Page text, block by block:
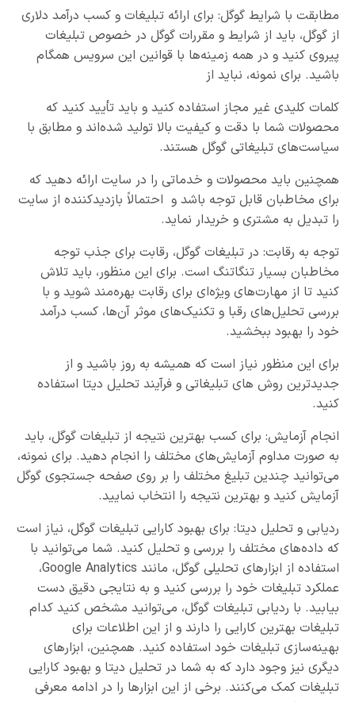
مطابقت با شرایط گوگل: برای ارائه تبلیغات و کسب درآمد دلاری
از گوگل، باید از شرایط و مقررات گوگل در خصوص تبلیغات
پیروی کنید و در همه زمینه‌ها با قوانین این سرویس همگام
باشید. برای نمونه، نباید از
کلمات کلیدی غیر مجاز استفاده کنید و باید تأیید کنید که
محصولات شما با دقت و کیفیت بالا تولید شده‌اند و مطابق با
سیاست‌های تبلیغاتی گوگل هستند.
همچنین باید محصولات و خدماتی را در سایت ارائه دهید که
برای مخاطبان قابل توجه باشد و احتمالاً بازدیدکننده از سایت
را تبدیل به مشتری و خریدار نماید.
توجه به رقابت: در تبلیغات گوگل، رقابت برای جذب توجه
مخاطبان بسیار تنگاتنگ است. برای این منظور، باید تلاش
کنید تا از مهارت‌های ویژه‌ای برای رقابت بهره‌مند شوید و با
بررسی تحلیل‌های رقبا و تکنیک‌های موثر آن‌ها، کسب درآمد
خود را بهبود ببخشید.
برای این منظور نیاز است که همیشه به روز باشید و از
جدیدترین روش های تبلیغاتی و فرآیند تحلیل دیتا استفاده
کنید.
انجام آزمایش: برای کسب بهترین نتیجه از تبلیغات گوگل، باید
به صورت مداوم آزمایش‌های مختلف را انجام دهید. برای نمونه،
می‌توانید چندین تبلیغ مختلف را بر روی صفحه جستجوی گوگل
آزمایش کنید و بهترین نتیجه را انتخاب نمایید.
ردیابی و تحلیل دیتا: برای بهبود کارایی تبلیغات گوگل، نیاز است
که داده‌های مختلف را بررسی و تحلیل کنید. شما می‌توانید با
استفاده از ابزارهای تحلیلی گوگل، مانند Google Analytics،
عملکرد تبلیغات خود را بررسی کنید و به نتایجی دقیق دست
بیابید. با ردیابی تبلیغات گوگل، می‌توانید مشخص کنید کدام
تبلیغات بهترین کارایی را دارند و از این اطلاعات برای
بهینه‌سازی تبلیغات خود استفاده کنید. همچنین، ابزارهای
دیگری نیز وجود دارد که به شما در تحلیل دیتا و بهبود کارایی
تبلیغات کمک می‌کنند. برخی از این ابزارها را در ادامه معرفی